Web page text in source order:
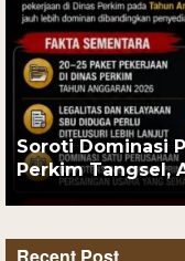
Soroti Dominasi
Perkim Tangsel,
Recent Post